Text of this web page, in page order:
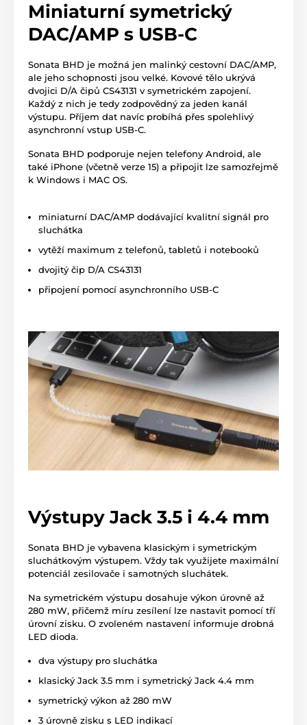
Miniaturní symetrický
DAC/AMP s USB-C
Sonata BHD je možná jen malinký cestovní DAC/AMP,
ale jeho schopnosti jsou velké. Kovové tělo ukrývá
dvojici D/A čipů CS43131 v symetrickém zapojení.
Každý z nich je tedy zodpovědný za jeden kanál
výstupu. Příjem dat navíc probíhá přes spolehlivý
asynchronní vstup USB-C.
Sonata BHD podporuje nejen telefony Android, ale
také iPhone (včetně verze 15) a připojit lze samozřejmě
k Windows i MAC OS.
miniaturní DAC/AMP dodávající kvalitní signál pro
sluchátka
vytěží maximum z telefonů, tabletů i notebooků
dvojitý čip D/A CS43131
připojení pomocí asynchronního USB-C
Výstupy Jack 3.5 i 4.4 mm
Sonata BHD je vybavena klasickým i symetrickým
sluchátkovým výstupem. Vždy tak využijete maximální
potenciál zesilovače i samotných sluchátek.
Na symetrickém výstupu dosahuje výkon úrovně až
280 mW, přičemž míru zesílení lze nastavit pomocí tří
úrovní zisku. O zvoleném nastavení informuje drobná
LED dioda.
dva výstupy pro sluchátka
klasický Jack 3.5 mm i symetrický Jack 4.4 mm
symetrický výkon až 280 mW
3 úrovně zisku s LED indikací